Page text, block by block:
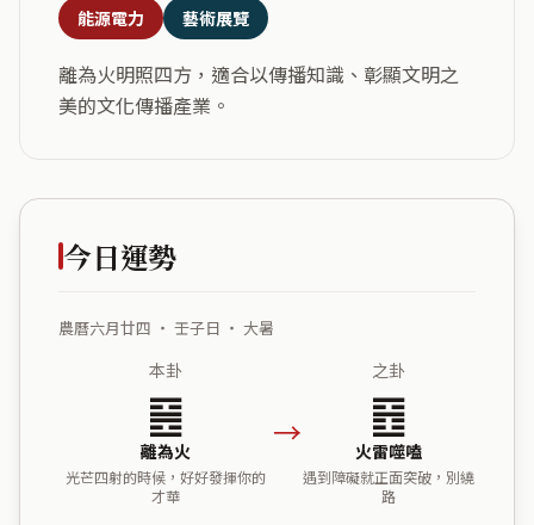
能源電力
藝術展覽
離為火明照四方，適合以傳播知識、彰顯文明之
美的文化傳播產業。
今日運勢
農曆六月廿四 ・ 壬子日 ・ 大暑
本卦
䷝
離為火
光芒四射的時候，好好發揮你的
才華
→
之卦
䷔
火雷噬嗑
遇到障礙就正面突破，別繞
路